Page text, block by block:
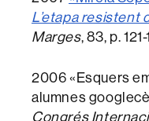
L’etapa resistent
Marges, 83, p.
2006 «Esquers
alumnes
Congrés